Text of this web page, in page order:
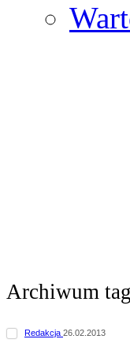
Archiwum
Redakcja 26.02.2013